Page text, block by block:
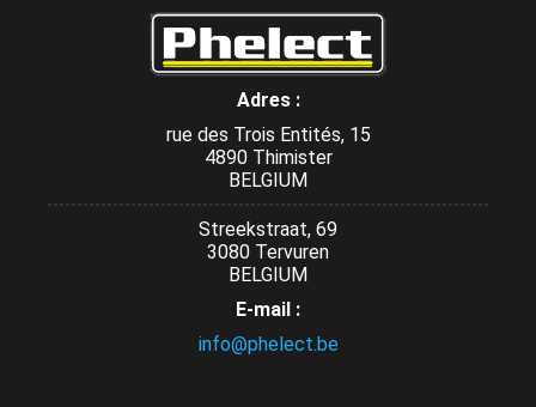
Adres :
rue des Trois Entités, 15
4890 Thimister
BELGIUM
Streekstraat, 69
3080 Tervuren
BELGIUM
E-mail :
info@phelect.be